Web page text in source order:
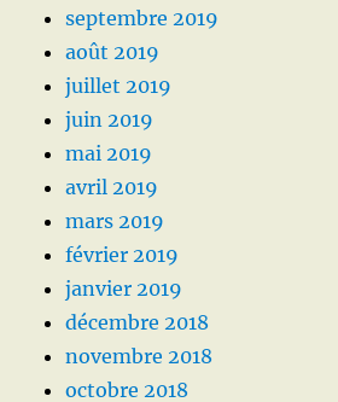
septembre 2019
août 2019
juillet 2019
juin 2019
mai 2019
avril 2019
mars 2019
février 2019
janvier 2019
décembre 2018
novembre 2018
octobre 2018